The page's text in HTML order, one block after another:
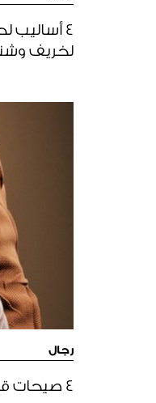
4
لخريف وشتاء
رجال
4 صيحات قويّة من عروض باريس لأزياء الرجال ربيع وصيف 2020